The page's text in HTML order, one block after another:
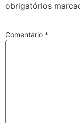
obrigatórios
Comentário *
Encontre o
Válvulas